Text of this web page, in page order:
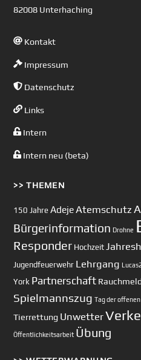
82008 Unterhaching
Kontakt
Impressum
Datenschutz
Links
Intern
Intern neu (beta)
>> THEMEN
150 Jahre AdejeAtemschutz
Bürgerinformation Drohne
Responder Hochzeit
Jugendfeuerwehr Lehrgang
York Partnerschaft
Spielmannszug Tag der
Tierrettung Unwetter
Öffentlichkeitsarbeit Übung